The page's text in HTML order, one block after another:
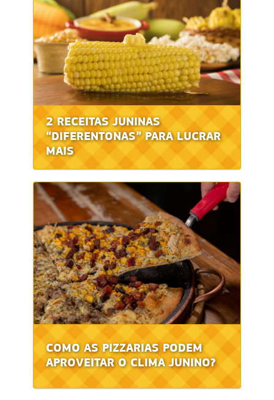
2 RECEITAS JUNINAS
“DIFERENTONAS” PARA LUCRAR
MAIS
COMO AS PIZZARIAS PODEM
APROVEITAR O CLIMA JUNINO?